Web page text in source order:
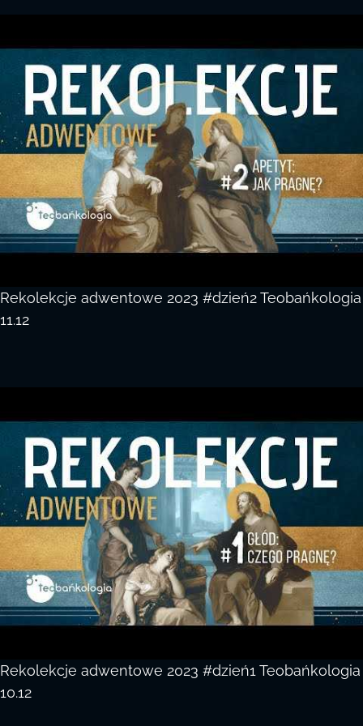
Rekolekcje adwentowe 2023 #dzień2 Teobańkologia
11.12
Rekolekcje adwentowe 2023 #dzień1 Teobańkologia
10.12